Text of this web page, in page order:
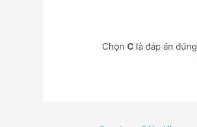
ChọnC là đáp án đúng